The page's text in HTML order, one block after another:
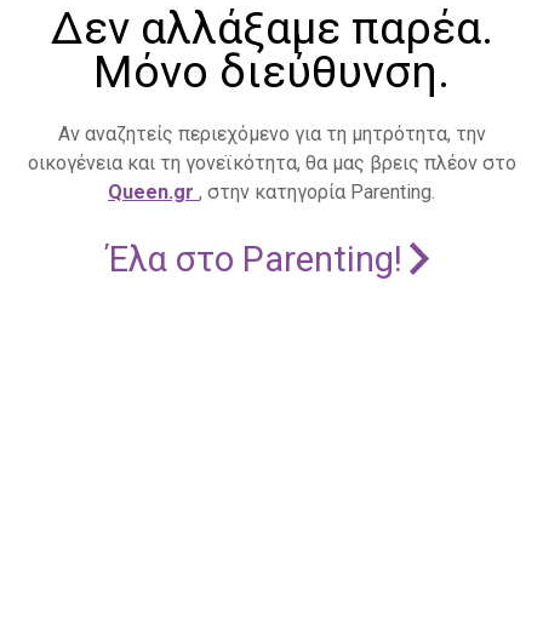
Δεν αλλάξαμε παρέα.
Μόνο διεύθυνση.
Αν αναζητείς περιεχόμενο για τη μητρότητα, την
οικογένεια και τη γονεϊκότητα, θα μας βρεις πλέον στο
Queen.gr , στην κατηγορία Parenting.
Έλα στο Parenting!